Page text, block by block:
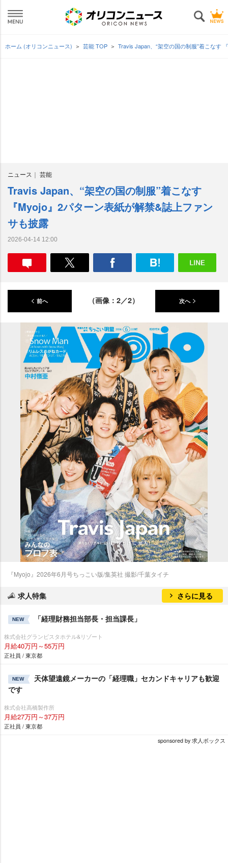
ホーム (オリコンニュース) 芸能 TOP Travis Japan、“架空の国の制服”着こなす
ニュース 芸能
Travis Japan、“架空の国の制服”着こなす
『Myojo』2パターン表紙が解禁&誌上ファン
サも披露
2026-04-14 12:00
前へ （画像：2／2） 次へ
『Myojo』2026年6月号ちっこい版/集英社 撮影/千葉タイチ
求人特集 さらに見る
NEW 「経理財務担当部長・担当課長」
株式会社グランビスタホテル&リゾート
月給40万円～55万円
正社員 / 東京都
NEW
天体望遠鏡メーカーの「経理職」セカンドキャリアも歓迎
です
株式会社高橋製作所
月給27万円～37万円
正社員 / 東京都
sponsored by 求人ボックス